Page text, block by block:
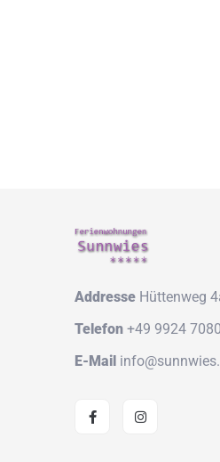
Addresse Hüttenweg
Telefon +49 9924 7080
E-Mail